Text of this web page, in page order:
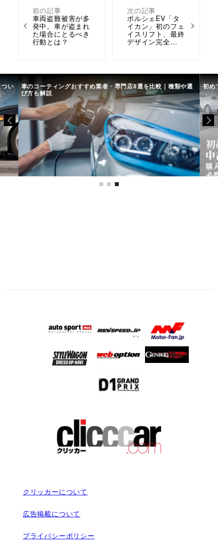
前の記事
車両盗難被害が多
発中。車が盗まれ
た場合にとるべき
行動とは？
次の記事
ポルシェEV「タ
イカン」初のフェ
イスリフト、最終
デザイン完全…
い 車のコーティングおすすめ業者・専門店8選を比較｜種類や選
び方も解説
初め
クリッカーについて
広告掲載について
プライバシーポリシー